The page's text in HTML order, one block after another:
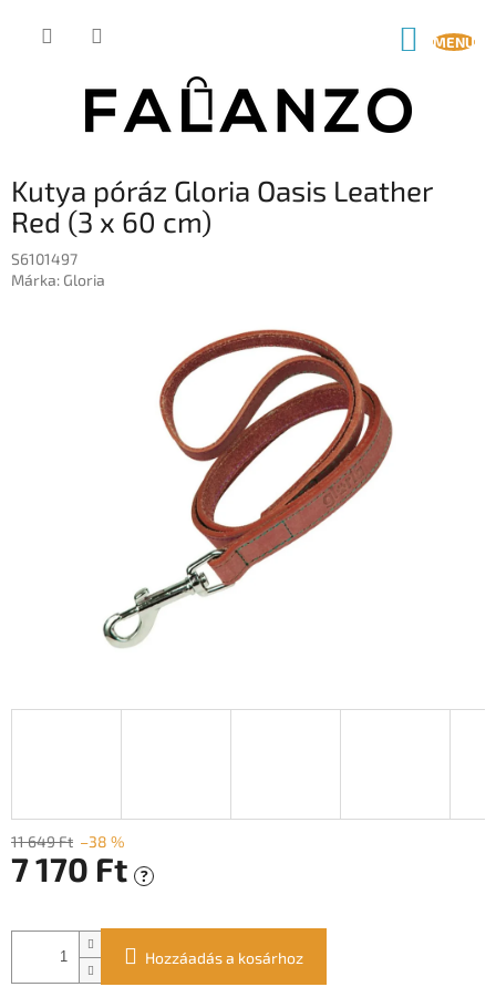
KOSÁR
Kutya póráz Gloria Oasis Leather
Red (3 x 60 cm)
S6101497
Márka: Gloria
11 649 Ft –38 %
7 170 Ft ?
Hozzáadás a kosárhoz